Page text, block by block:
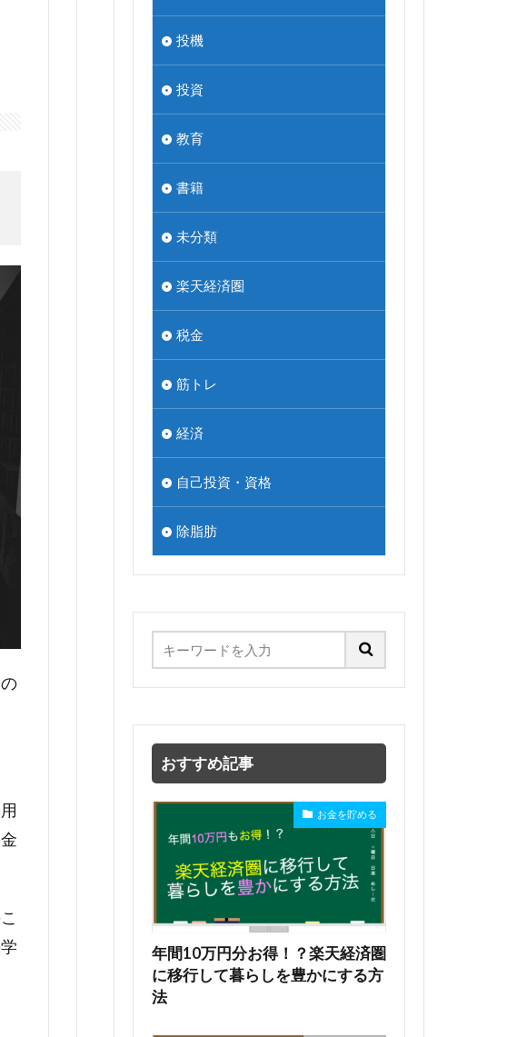
投機
投資
教育
書籍
未分類
楽天経済圏
税金
筋トレ
経済
自己投資・資格
除脂肪
おすすめ記事
お金を貯める
年間10万円分お得！？楽天経済圏
に移行して暮らしを豊かにする方
法